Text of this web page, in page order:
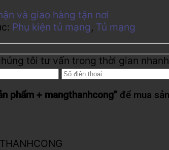
và giao hàng tận nơi
Phụ kiện tủ mạng, Tủ mạng
tôi tư vấn trong thời gian
phẩm + mangthanhcong” để mua